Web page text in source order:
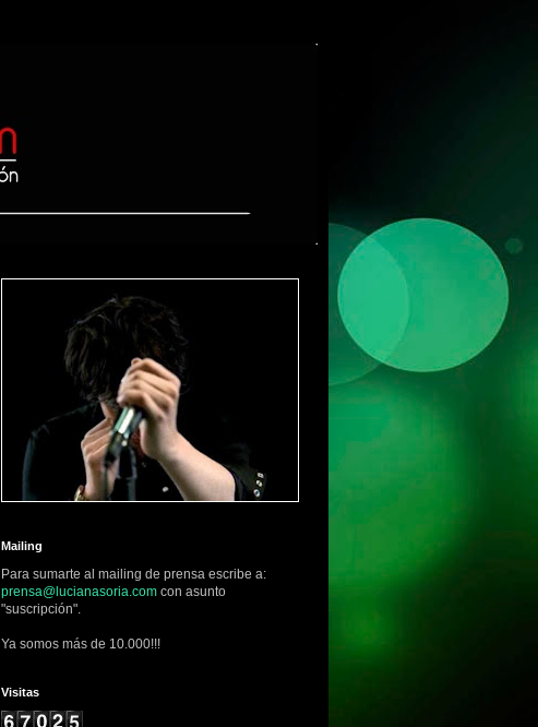
Mailing
Para sumarte al mailing de prensa escribe a:
prensa@lucianasoria.com con asunto
"suscripción".
Ya somos más de 10.000!!!
Visitas